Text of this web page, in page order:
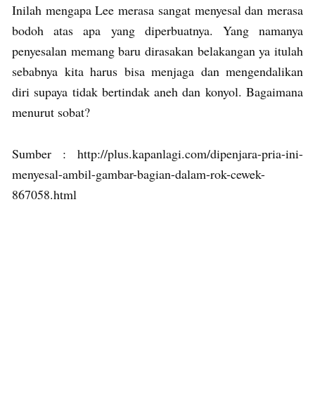
Inilah mengapa Lee merasa sangat menyesal dan merasa
bodoh atas apa yang diperbuatnya. Yang namanya
penyesalan memang baru dirasakan belakangan ya itulah
sebabnya kita harus bisa menjaga dan mengendalikan
diri supaya tidak bertindak aneh dan konyol. Bagaimana
menurut sobat?
Sumber : http://plus.kapanlagi.com/dipenjara-pria-ini-
menyesal-ambil-gambar-bagian-dalam-rok-cewek-
867058.html